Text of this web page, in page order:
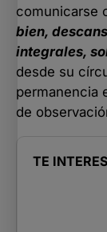
comunicarse
bien,
integrales,
desde su
permanencia
de
TE